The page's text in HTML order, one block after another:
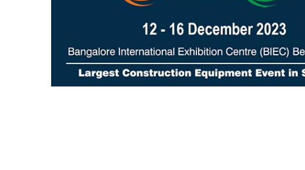
Редукторы с параллельными валами
Редукторы специального назначения
Pедукторы привода насоса
Многодисковые сцепления с гидроприводом
Шестеренные насосы и моторы
Аксиально поршневые насосы и моторы